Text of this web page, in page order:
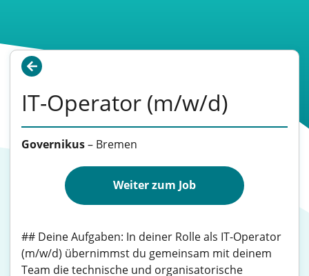
IT-Operator (m/w/d)
Governikus– Bremen
Weiter zum Job
## Deine Aufgaben: In deiner Rolle als IT-Operator
(m/w/d) übernimmst du gemeinsam mit deinem
Team die technische und organisatorische